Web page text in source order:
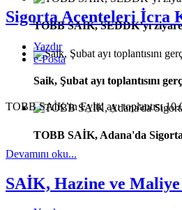
TOBB SAİK, SEDDK’yı
Saik, Şubat ayı toplantısını
TOBB SAİK, Adana'da
Sigorta Acenteleri İcra
Yazdır
e-Posta
TOBB SAİK’in Eylül ayı toplantısı
Devamını oku...
SAİK, Hazine ve